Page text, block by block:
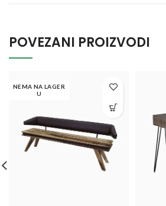
POVEZANI PROIZVODI
NEMA NA LAGER
U